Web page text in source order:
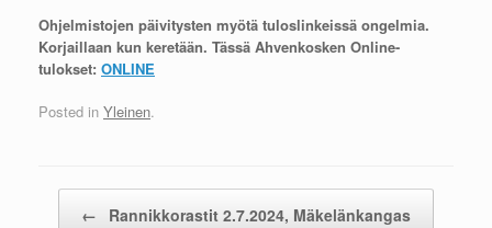
Ohjelmistojen päivitysten myötä tuloslinkeissä ongelmia.
Korjaillaan kun keretään. Tässä Ahvenkosken Online-
tulokset: ONLINE
Posted in Yleinen.
← Rannikkorastit 2.7.2024, Mäkelänkangas